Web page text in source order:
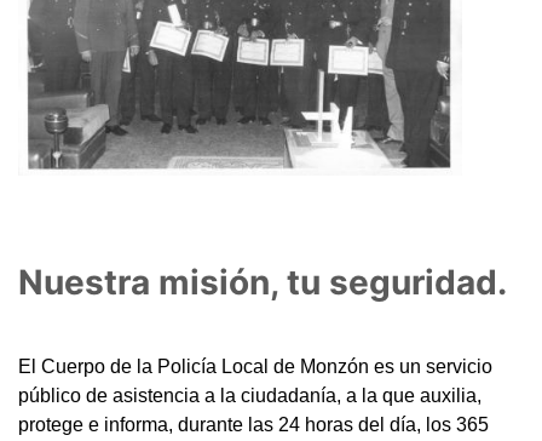
Nuestra misión, tu seguridad.
El Cuerpo de la Policía Local de Monzón es un servicio
público de asistencia a la ciudadanía, a la que auxilia,
protege e informa, durante las 24 horas del día, los 365